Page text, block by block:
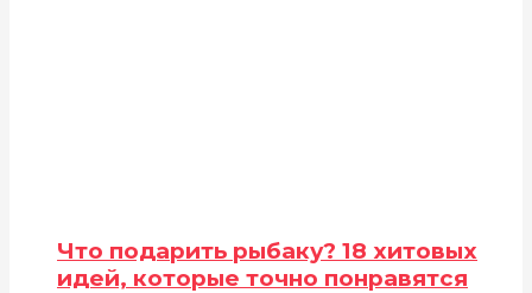
Что подарить рыбаку? 18 хитовых
идей, которые точно понравятся